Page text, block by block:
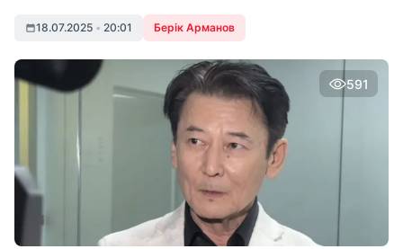
18.07.2025 • 20:01 Берік Арманов
591